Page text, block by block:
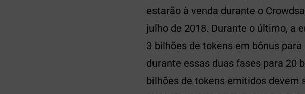
estarão à venda durante o
julho de 2018. Durante o último, a
3 bilhões de tokens em bônus
durante essas duas fases para 20
bilhões de tokens emitidos devem